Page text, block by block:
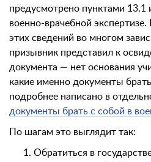
предусмотрено пунктами
военно-врачебной
этих сведений во многом
призывник представил к
документа — нет основания
какие именно документы
подробнее написано в
документы брать с собой в
По шагам это выглядит так:
Обратиться в